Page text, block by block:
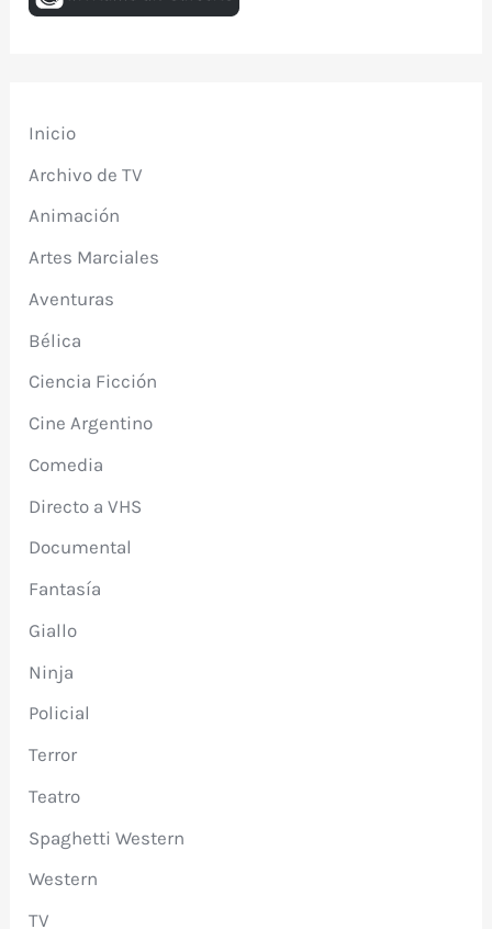
Inicio
Archivo de TV
Animación
Artes Marciales
Aventuras
Bélica
Ciencia Ficción
Cine Argentino
Comedia
Directo a VHS
Documental
Fantasía
Giallo
Ninja
Policial
Terror
Teatro
Spaghetti Western
Western
TV